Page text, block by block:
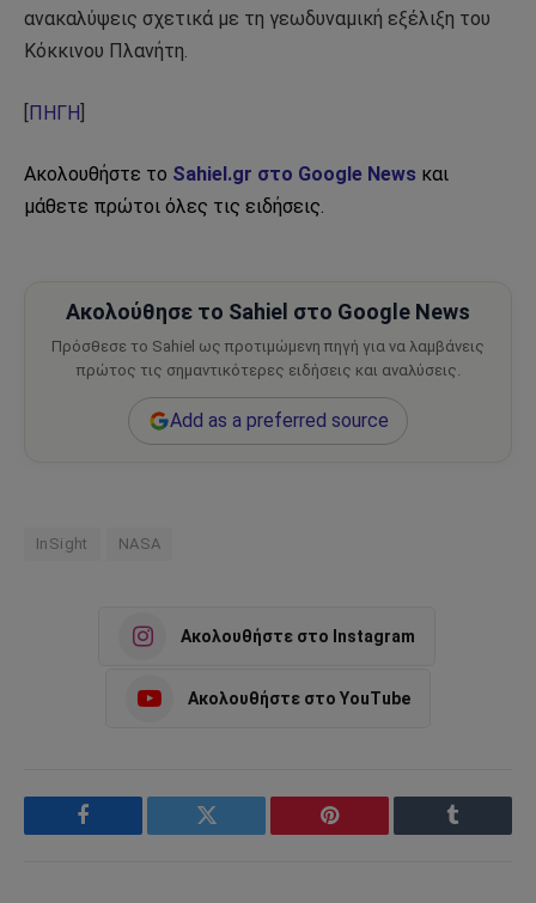
ανακαλύψεις σχετικά με τη γεωδυναμική εξέλιξη του
Κόκκινου Πλανήτη.
ΠΗΓΗ
Ακολουθήστε το Sahiel.gr στο Google News και
μάθετε πρώτοι όλες τις ειδήσεις.
Ακολούθησε το Sahiel στο Google News
Πρόσθεσε το Sahiel ως προτιμώμενη πηγή για να λαμβάνεις
πρώτος τις σημαντικότερες ειδήσεις και αναλύσεις.
Add as a preferred source
InSight NASA
Ακολουθήστε στο Instagram
Ακολουθήστε στο YouTube
Facebook Twitter Pinterest Tumblr